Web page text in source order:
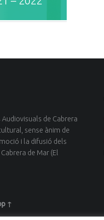
Audiovisuals de Cabrera
sense ànim de
i la difusió dels
de Mar (El
↑